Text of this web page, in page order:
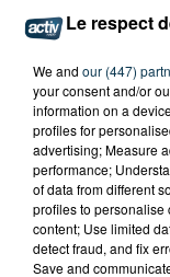
BASKET : LA
BOUT
Le respect
We and our (447)
your consent and/or
information on a
profiles for
advertising; Measure
performance;
of data from different
profiles to personalise
content; Use limited
detect fraud, and fix
Save and